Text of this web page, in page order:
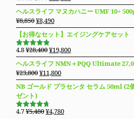
た。
す。
¥5,980
で
し
た。
は
¥4,980
す。
4.76の評
価
の
価
格
は
¥14,800
で
し
た。
在
の
格
¥11,980
で
ヘルスライフ マヌカハニー UMF 10+
¥8,850元
の
価
格
は
¥8,850
で
し
た。
¥8,490現
在
の
価
格
は
¥8,490
で
【お得なセット】エイジングケアセット
5段階で
4.83の評
価
4.8¥28,400元
の
価
格
は
で
し
¥19,800現
在
の
格
ヘルスライフ NMN＋PQQ Ultimate
¥23,800元
の
価
格
は
¥11,800現
在
の
格
NB ゴールド プラセンタ セラム 50ml (2
ゼント)
5段階で
4.7¥5,480元
¥4,780現